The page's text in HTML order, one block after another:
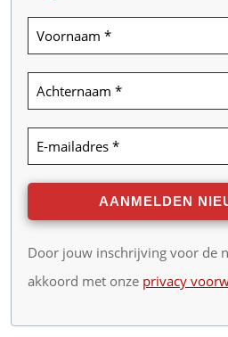
Door jouw inschrijving voor de
akkoord met onze privacy